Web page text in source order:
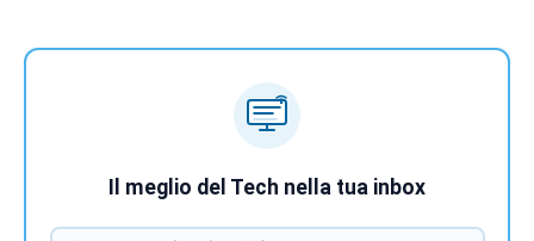
Il meglio del Tech nella tua inbox